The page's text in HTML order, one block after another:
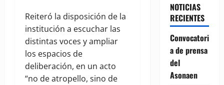
Reiteró la disposición de la
institución a escuchar las
distintas voces y ampliar
los espacios de
deliberación, en un acto
“no de atropello, sino de
NOTICIAS
RECIENTES
Convocatori
a de prensa
del
Asonaen